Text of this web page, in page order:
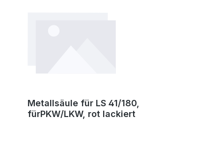
Metallsäule für LS 41/180,
fürPKW/LKW, rot lackiert